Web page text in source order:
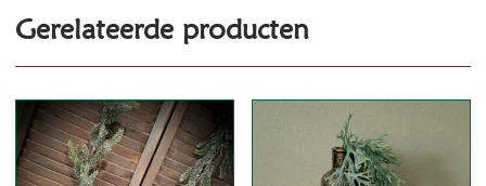
Gerelateerde producten